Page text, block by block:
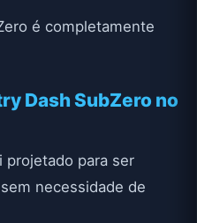
é completamente
Dash SubZero no
projetado para ser
necessidade de